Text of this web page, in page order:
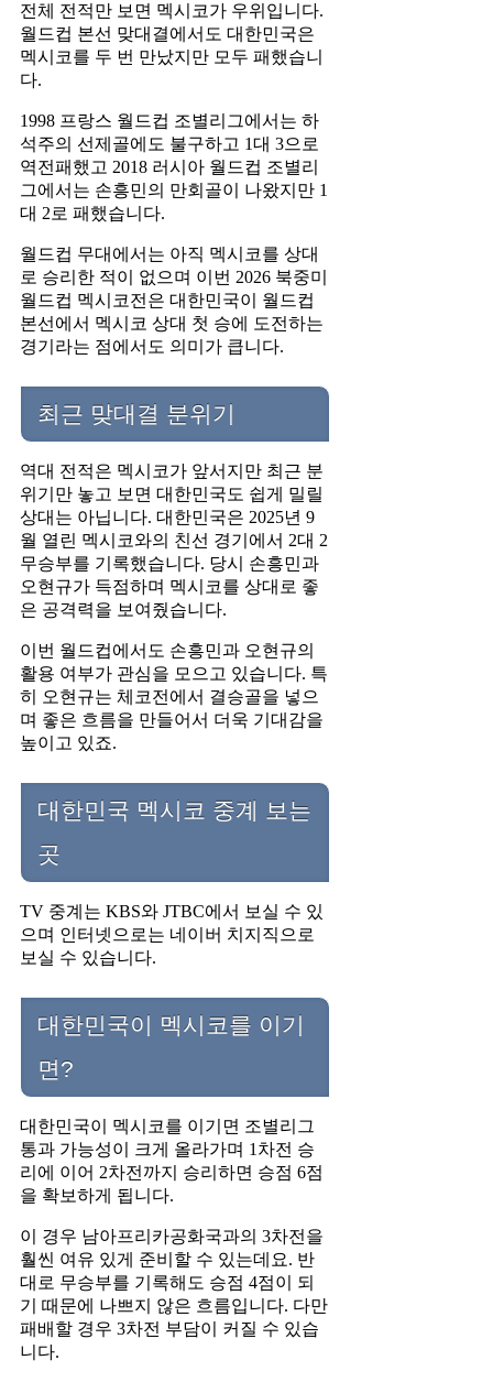
전체 전적만 보면 멕시코가 우위입니다.
월드컵 본선 맞대결에서도 대한민국은
멕시코를 두 번 만났지만 모두 패했습니
다.
1998 프랑스 월드컵 조별리그에서는 하
석주의 선제골에도 불구하고 1대 3으로
역전패했고 2018 러시아 월드컵 조별리
그에서는 손흥민의 만회골이 나왔지만 1
대 2로 패했습니다.
월드컵 무대에서는 아직 멕시코를 상대
로 승리한 적이 없으며 이번 2026 북중미
월드컵 멕시코전은 대한민국이 월드컵
본선에서 멕시코 상대 첫 승에 도전하는
경기라는 점에서도 의미가 큽니다.
최근 맞대결 분위기
역대 전적은 멕시코가 앞서지만 최근 분
위기만 놓고 보면 대한민국도 쉽게 밀릴
상대는 아닙니다. 대한민국은 2025년 9
월 열린 멕시코와의 친선 경기에서 2대 2
무승부를 기록했습니다. 당시 손흥민과
오현규가 득점하며 멕시코를 상대로 좋
은 공격력을 보여줬습니다.
이번 월드컵에서도 손흥민과 오현규의
활용 여부가 관심을 모으고 있습니다. 특
히 오현규는 체코전에서 결승골을 넣으
며 좋은 흐름을 만들어서 더욱 기대감을
높이고 있죠.
대한민국 멕시코 중계 보는
곳
TV 중계는 KBS와 JTBC에서 보실 수 있
으며 인터넷으로는 네이버 치지직으로
보실 수 있습니다.
대한민국이 멕시코를 이기
면?
대한민국이 멕시코를 이기면 조별리그
통과 가능성이 크게 올라가며 1차전 승
리에 이어 2차전까지 승리하면 승점 6점
을 확보하게 됩니다.
이 경우 남아프리카공화국과의 3차전을
훨씬 여유 있게 준비할 수 있는데요. 반
대로 무승부를 기록해도 승점 4점이 되
기 때문에 나쁘지 않은 흐름입니다. 다만
패배할 경우 3차전 부담이 커질 수 있습
니다.